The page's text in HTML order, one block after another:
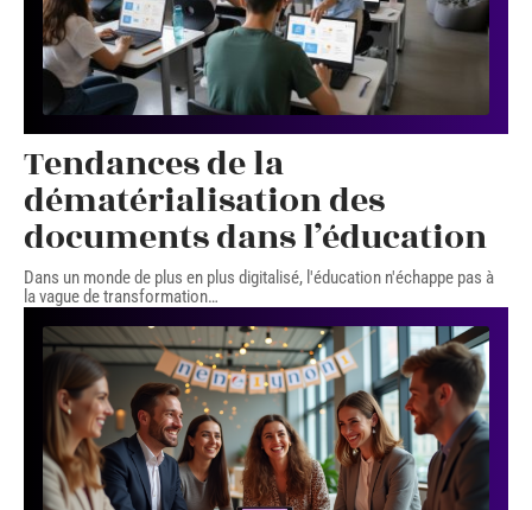
Tendances de la
dématérialisation des
documents dans l’éducation
Dans un monde de plus en plus digitalisé, l'éducation n'échappe pas à
la vague de transformation…